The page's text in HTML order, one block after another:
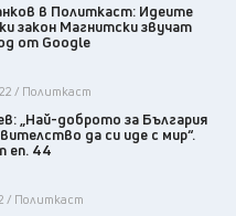
в Политкаст: Идеите
закон Магнитски звучат
от Google
22 / Политкаст
„Най-доброто за България
да си иде с мир“.
еп. 44
/ Политкаст